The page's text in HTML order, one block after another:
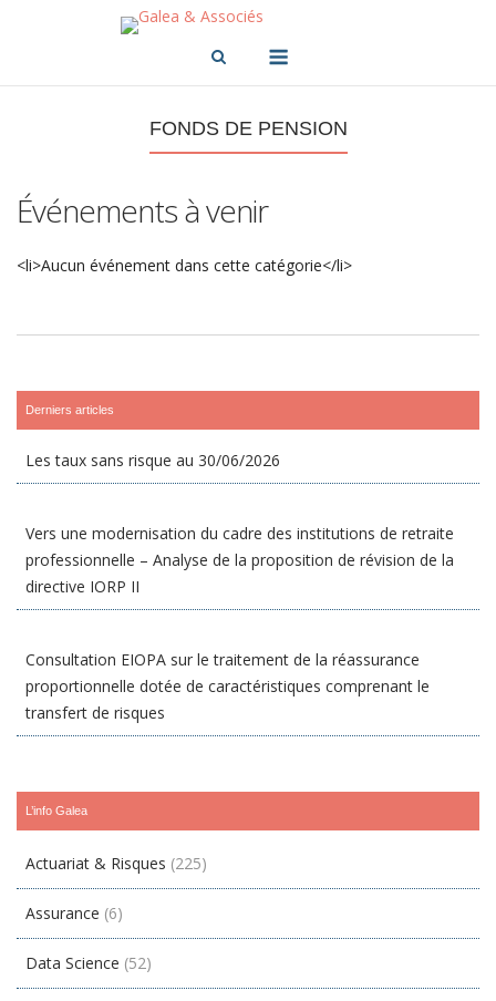
FONDS DE PENSION
Événements à venir
<li>Aucun événement dans cette catégorie</li>
Derniers articles
Les taux sans risque au 30/06/2026
Vers une modernisation du cadre des institutions de retraite
professionnelle – Analyse de la proposition de révision de la
directive IORP II
Consultation EIOPA sur le traitement de la réassurance
proportionnelle dotée de caractéristiques comprenant le
transfert de risques
L’info Galea
Actuariat & Risques (225)
Assurance (6)
Data Science (52)